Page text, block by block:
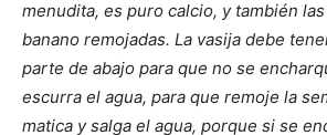
menudita, es puro calcio, y también
banano remojadas. La vasija debe
parte de abajo para que no se
escurra el agua, para que remoje la
matica y salga el agua, porque si se